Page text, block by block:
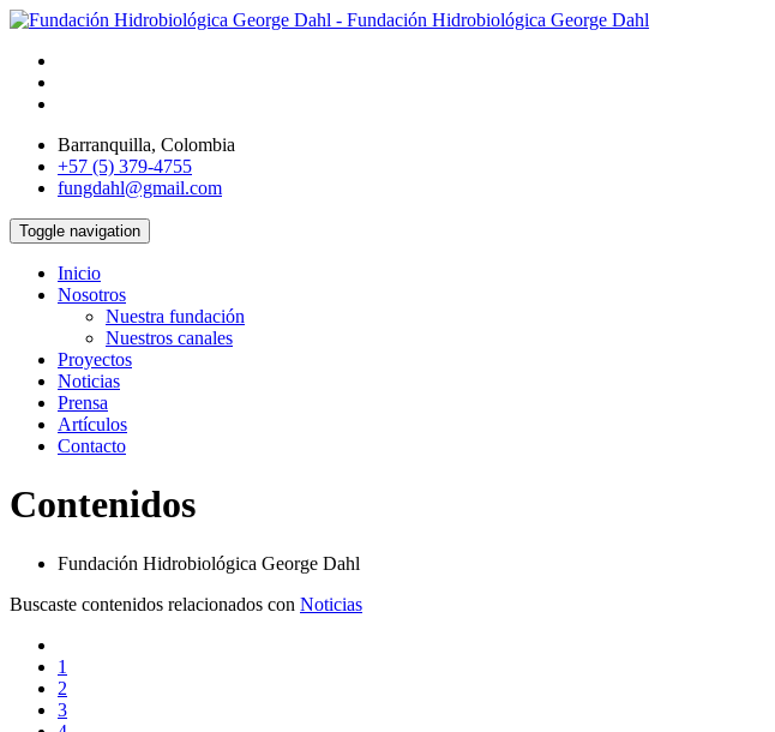
Barranquilla, Colombia
+57 (5) 379-4755
fungdahl@gmail.com
Toggle navigation
Inicio
Nosotros
Nuestra fundación
Nuestros canales
Proyectos
Noticias
Prensa
Artículos
Contacto
Contenidos
Fundación Hidrobiológica George Dahl
Buscaste contenidos relacionados con Noticias
1
2
3